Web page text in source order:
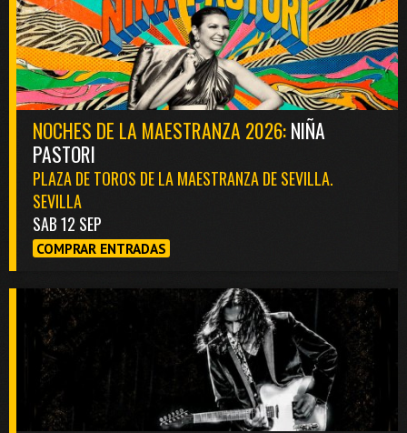
NOCHES DE LA MAESTRANZA 2026:NIÑA
PASTORI
PLAZA DE TOROS DE LA MAESTRANZA DE SEVILLA.
SEVILLA
SAB 12 SEP
COMPRAR ENTRADAS